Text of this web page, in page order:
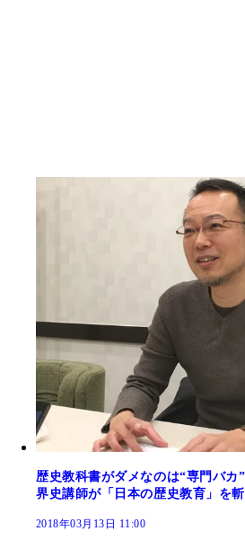
歴史教科書がダメなのは“専門バカ
界史講師が「日本の歴史教育」を斬
2018年03月13日 11:00